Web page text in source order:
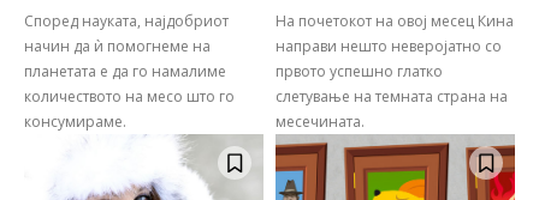
Според науката, најдобриот
начин да ѝ помогнеме на
планетата е да го намалиме
количеството на месо што го
консумираме.
На почетокот на овој месец Кина
направи нешто неверојатно со
првото успешно глатко
слетување на темната страна на
месечината.